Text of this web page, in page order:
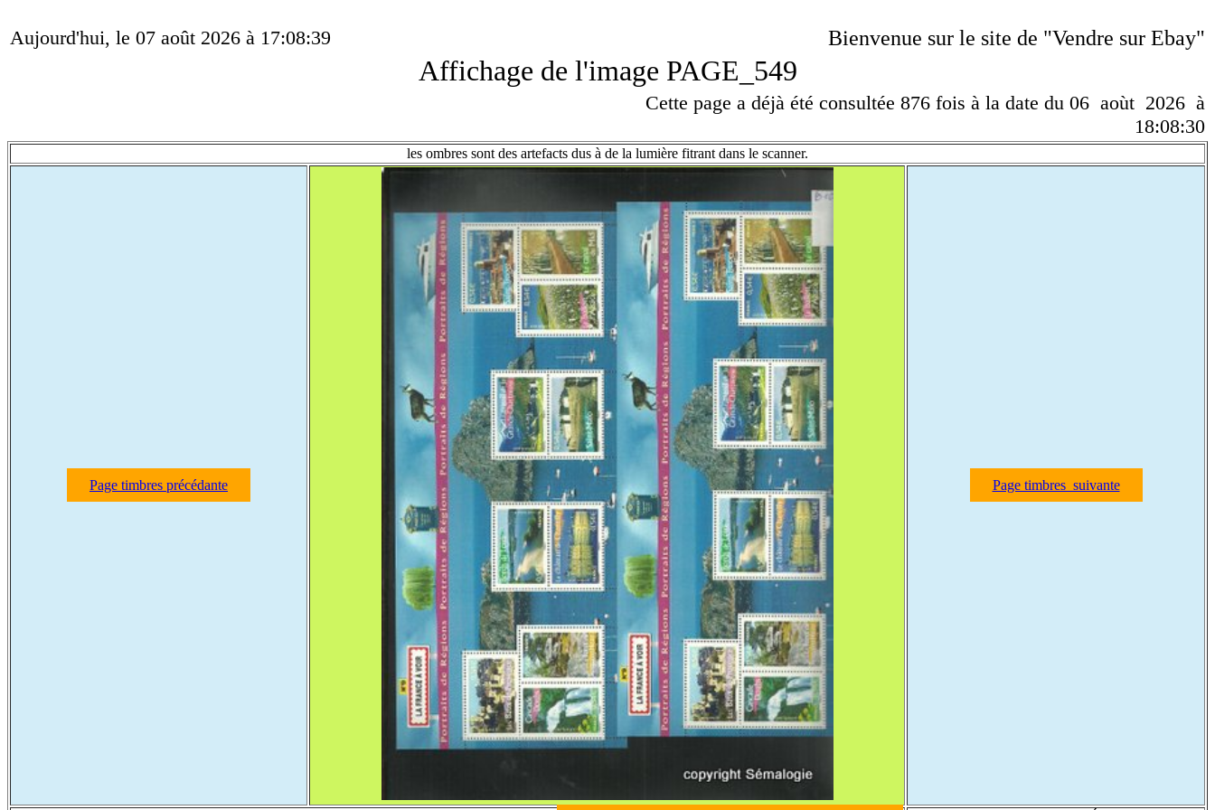
Aujourd'hui, le 07 août 2026 à 17:08:39 Bienvenue sur le site de "Vendre sur Ebay"
Affichage de l'image PAGE_549
Cette page a déjà été consultée 876 fois à la date du 06 aoùt 2026 à
18:08:30
les ombres sont des artefacts dus à de la lumière fitrant dans le scanner.
Page timbres précédante Page timbres suivante